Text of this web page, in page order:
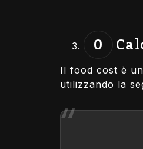
Il food cost è
utilizzando la